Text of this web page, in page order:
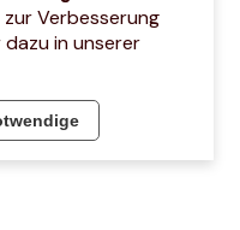
All Rights Reserved
Verbesserung
in unserer